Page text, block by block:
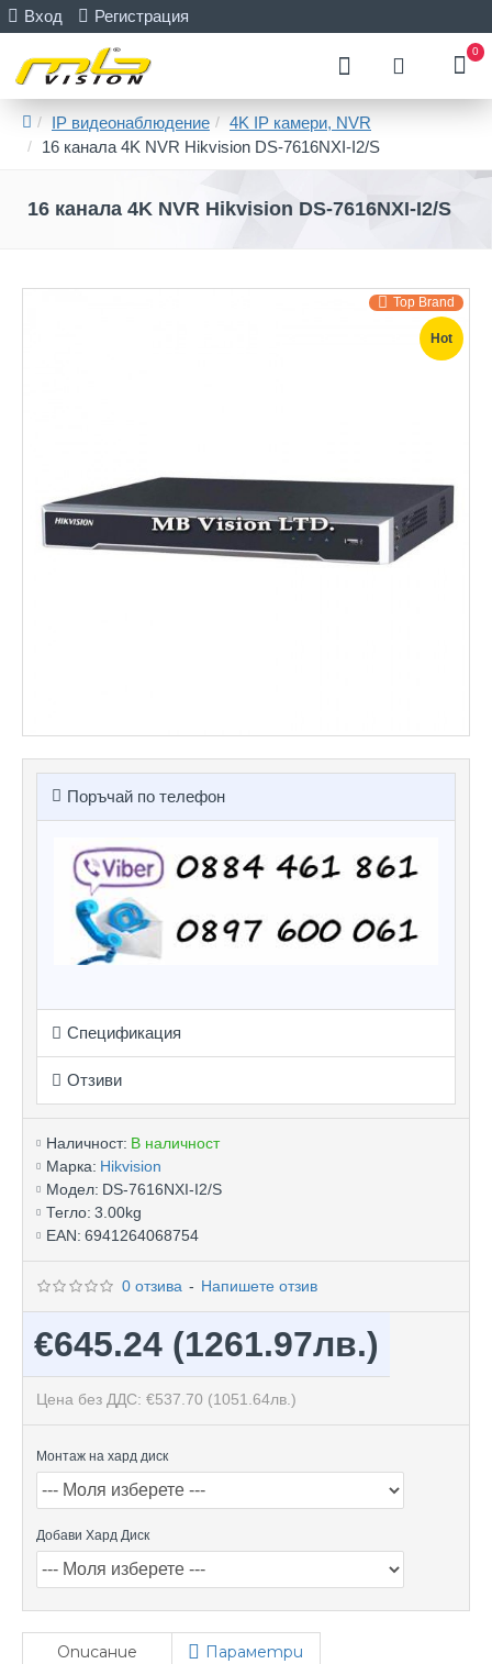
Вход Регистрация
0
IP видеонаблюдение
4K IP камери, NVR
16 канала 4K NVR Hikvision DS-7616NXI-I2/S
16 канала 4K NVR Hikvision DS-7616NXI-I2/S
Hot
Top Brand
Поръчай по телефон
Спецификация
Отзиви
Наличност: В наличност
Марка: Hikvision
Модел: DS-7616NXI-I2/S
Тегло: 3.00kg
EAN: 6941264068754
0 отзива - Напишете отзив
€645.24 (1261.97лв.)
Цена без ДДС: €537.70 (1051.64лв.)
Монтаж на хард диск
Добави Хард Диск
Описание Параметри